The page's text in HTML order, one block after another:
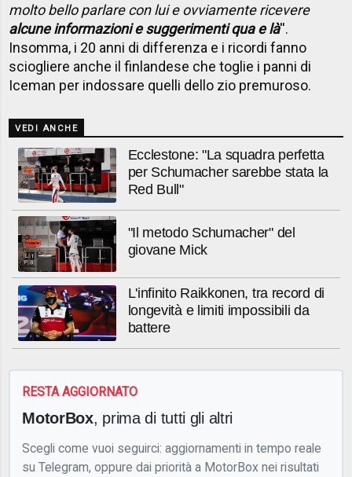
molto bello parlare con lui e ovviamente ricevere
alcune informazioni e suggerimenti qua e là''.
Insomma, i 20 anni di differenza e i ricordi fanno
sciogliere anche il finlandese che toglie i panni di
Iceman per indossare quelli dello zio premuroso.
VEDI ANCHE
Ecclestone: "La squadra perfetta
per Schumacher sarebbe stata la
Red Bull"
"Il metodo Schumacher" del
giovane Mick
L'infinito Raikkonen, tra record di
longevità e limiti impossibili da
battere
RESTA AGGIORNATO
MotorBox, prima di tutti gli altri
Scegli come vuoi seguirci: aggiornamenti in tempo reale
su Telegram, oppure dai priorità a MotorBox nei risultati